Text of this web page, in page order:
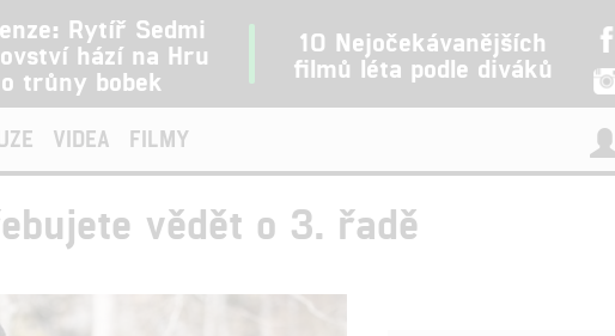
Rytíř Sedmi
hází na Hru
o trůny bobek
10 Nejočekávanějších
filmů léta podle diváků
VIDEA FILMY
vědět o 3. řadě